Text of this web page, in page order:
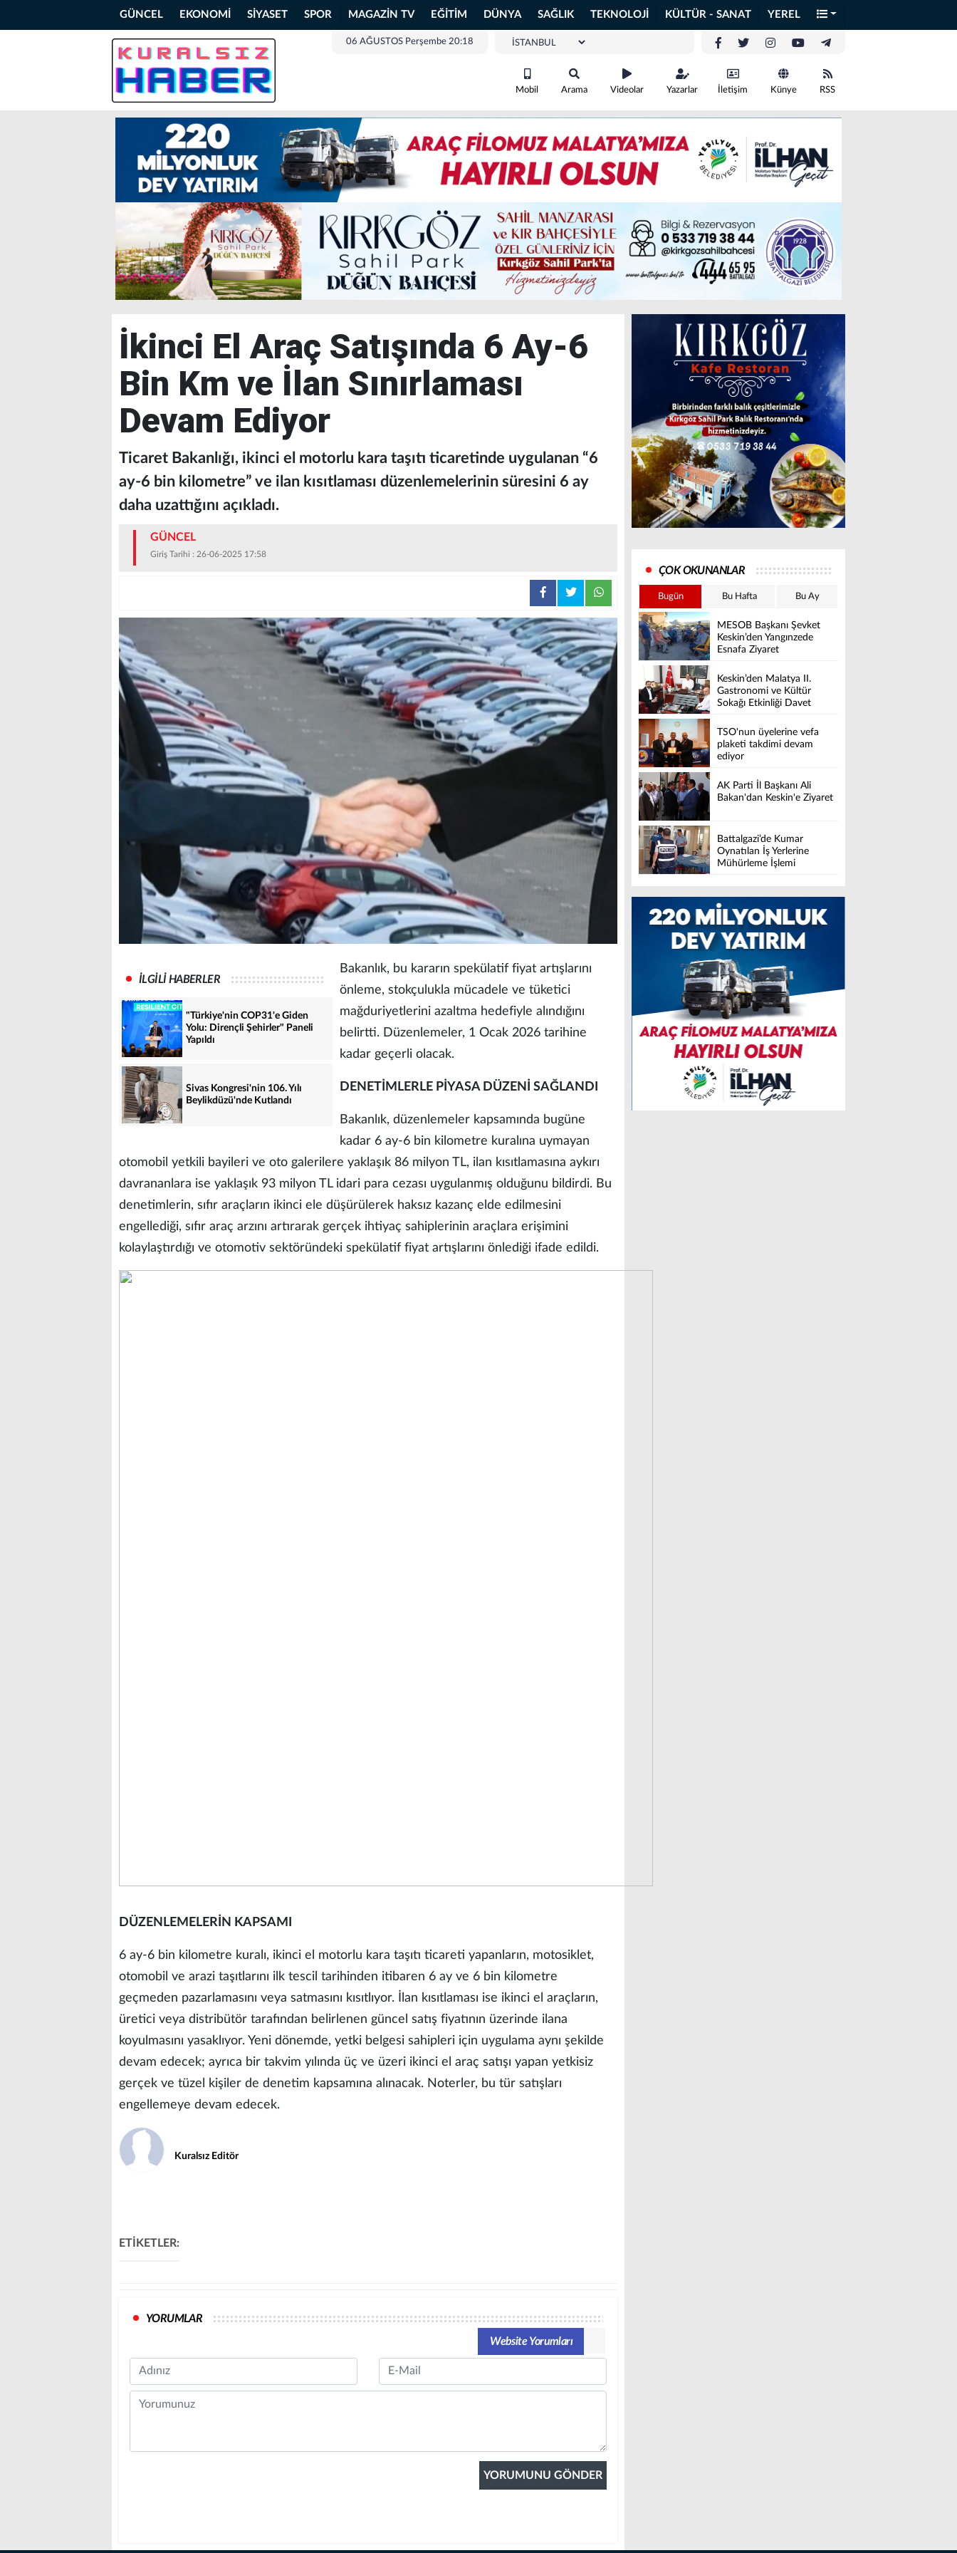
GÜNCEL EKONOMİ SİYASET SPOR MAGAZİN TV EĞİTİM DÜNYA SAĞLIK TEKNOLOJİ KÜLTÜR - SANAT YEREL
06 AĞUSTOS Perşembe 20:18
Mobil Arama Videolar Yazarlar İletişim Künye RSS
İkinci El Araç Satışında 6 Ay-6
Bin Km ve İlan Sınırlaması
Devam Ediyor
Ticaret Bakanlığı, ikinci el motorlu kara taşıtı ticaretinde uygulanan “6
ay-6 bin kilometre” ve ilan kısıtlaması düzenlemelerinin süresini 6 ay
daha uzattığını açıkladı.
GÜNCEL
Giriş Tarihi : 26-06-2025 17:58
İLGİLİ HABERLER
"Türkiye'nin COP31'e Giden
Yolu: Dirençli Şehirler" Paneli
Yapıldı
Sivas Kongresi'nin 106. Yılı
Beylikdüzü'nde Kutlandı
Bakanlık, bu kararın spekülatif fiyat artışlarını
önleme, stokçulukla mücadele ve tüketici
mağduriyetlerini azaltma hedefiyle alındığını
belirtti. Düzenlemeler, 1 Ocak 2026 tarihine
kadar geçerli olacak.
DENETİMLERLE PİYASA DÜZENİ SAĞLANDI
Bakanlık, düzenlemeler kapsamında bugüne
kadar 6 ay-6 bin kilometre kuralına uymayan
otomobil yetkili bayileri ve oto galerilere yaklaşık 86 milyon TL, ilan kısıtlamasına aykırı
davrananlara ise yaklaşık 93 milyon TL idari para cezası uygulanmış olduğunu bildirdi. Bu
denetimlerin, sıfır araçların ikinci ele düşürülerek haksız kazanç elde edilmesini
engellediği, sıfır araç arzını artırarak gerçek ihtiyaç sahiplerinin araçlara erişimini
kolaylaştırdığı ve otomotiv sektöründeki spekülatif fiyat artışlarını önlediği ifade edildi.
DÜZENLEMELERİN KAPSAMI
6 ay-6 bin kilometre kuralı, ikinci el motorlu kara taşıtı ticareti yapanların, motosiklet,
otomobil ve arazi taşıtlarını ilk tescil tarihinden itibaren 6 ay ve 6 bin kilometre
geçmeden pazarlamasını veya satmasını kısıtlıyor. İlan kısıtlaması ise ikinci el araçların,
üretici veya distribütör tarafından belirlenen güncel satış fiyatının üzerinde ilana
koyulmasını yasaklıyor. Yeni dönemde, yetki belgesi sahipleri için uygulama aynı şekilde
devam edecek; ayrıca bir takvim yılında üç ve üzeri ikinci el araç satışı yapan yetkisiz
gerçek ve tüzel kişiler de denetim kapsamına alınacak. Noterler, bu tür satışları
engellemeye devam edecek.
Kuralsız Editör
ETİKETLER:
YORUMLAR
Website Yorumları
Name Email
Comment
ÇOK OKUNANLAR
Bugün Bu Hafta Bu Ay
MESOB Başkanı Şevket
Keskin’den Yangınzede
Esnafa Ziyaret
Keskin’den Malatya II.
Gastronomi ve Kültür
Sokağı Etkinliği Davet
TSO'nun üyelerine vefa
plaketi takdimi devam
ediyor
AK Parti İl Başkanı Ali
Bakan'dan Keskin'e Ziyaret
Battalgazi’de Kumar
Oynatılan İş Yerlerine
Mühürleme İşlemi